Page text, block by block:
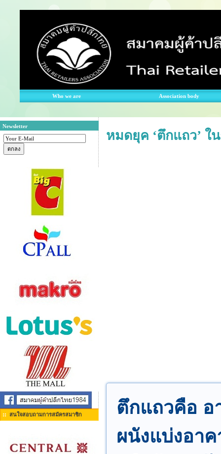
Who we are Association body
Newsletter
สนใจสอบถามการสมัครสมาชิก
หมดยุค ‘ตึกแถว’ ใ
ตึกแถวคือ อ
ผนังแบ่งอา